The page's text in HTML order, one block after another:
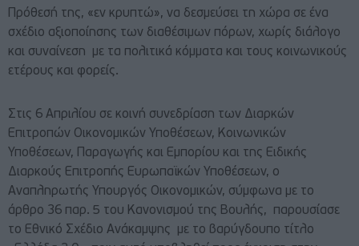
Πρόθεσή της, «εν κρυπτώ», να δεσμεύσει τη χώρα σε ένα
σχέδιο αξιοποίησης των διαθέσιμων πόρων, χωρίς διάλογο
και συναίνεση με τα πολιτικά κόμματα και τους κοινωνικούς
ετέρους και φορείς.
Στις 6 Απριλίου σε κοινή συνεδρίαση των Διαρκών
Επιτροπών Οικονομικών Υποθέσεων, Κοινωνικών
Υποθέσεων, Παραγωγής και Εμπορίου και της Ειδικής
Διαρκούς Επιτροπής Ευρωπαϊκών Υποθέσεων, ο
Αναπληρωτής Υπουργός Οικονομικών, σύμφωνα με το
άρθρο 36 παρ. 5 του Κανονισμού της Βουλής, παρουσίασε
το Εθνικό Σχέδιο Ανάκαμψης με το βαρύγδουπο τίτλο